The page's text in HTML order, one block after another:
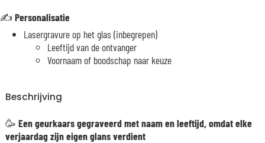
✍️ Personalisatie
Lasergravure op het glas (inbegrepen)
Leeftijd van de ontvanger
Voornaam of boodschap naar keuze
Beschrijving
🥳 Een geurkaars gegraveerd met naam en leeftijd, omdat elke
verjaardag zijn eigen glans verdient